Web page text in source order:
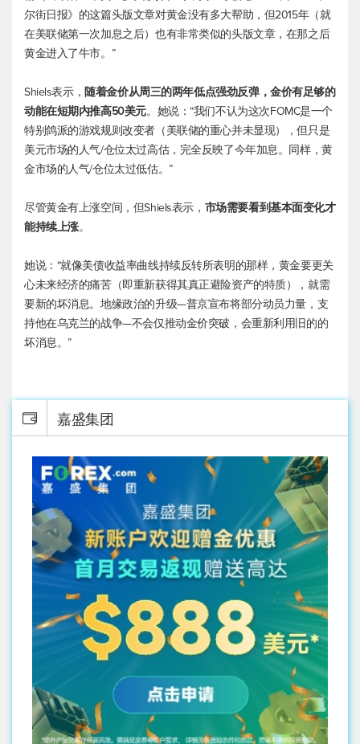
尔街日报》的这篇头版文章对黄金没有多大帮助，但2015年（就
在美联储第一次加息之后）也有非常类似的头版文章，在那之后
黄金进入了牛市。”
Shiels表示， 随着金价从周三的两年低点强劲反弹，金价有足够的
动能在短期内推高50美元。她说：“我们不认为这次FOMC是一个
特别鸽派的游戏规则改变者（美联储的重心并未显现），但只是
美元市场的人气/仓位太过高估，完全反映了今年加息。同样，黄
金市场的人气/仓位太过低估。”
尽管黄金有上涨空间，但Shiels表示， 市场需要看到基本面变化才
能持续上涨。
她说：“就像美债收益率曲线持续反转所表明的那样，黄金要更关
心未来经济的痛苦（即重新获得其真正避险资产的特质），就需
要新的坏消息。地缘政治的升级—普京宣布将部分动员力量，支
持他在乌克兰的战争—不会仅推动金价突破，会重新利用旧的的
坏消息。”
嘉盛集团